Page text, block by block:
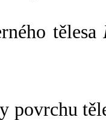
tělesa
povrchu